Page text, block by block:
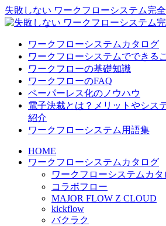
失敗しない ワークフローシステム完
ワークフローシステムカタログ
ワークフローシステムでできる
ワークフローの基礎知識
ワークフローのFAQ
ペーパーレス化のノウハウ
電子決裁とは？メリットやシス
紹介
ワークフローシステム用語集
HOME
ワークフローシステムカタログ
ワークフローシステムカタ
コラボフロー
MAJOR FLOW Z CLOUD
kickflow
バクラク